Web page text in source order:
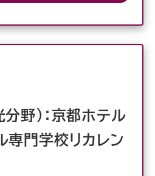
野）：京都ホテル
専門学校リカレン